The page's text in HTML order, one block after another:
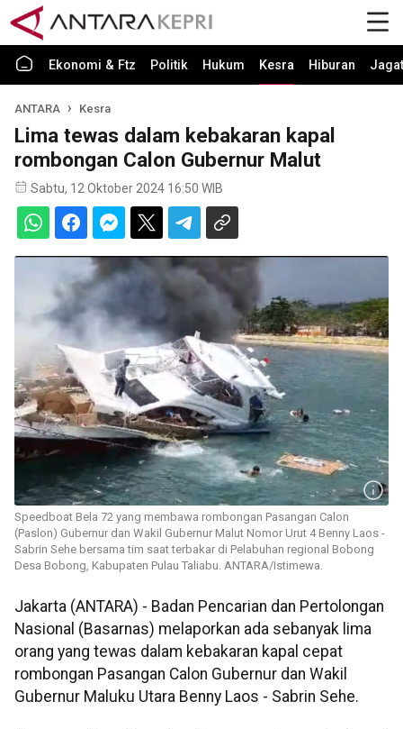
Ekonomi & Ftz Politik Hukum Kesra Hiburan Jagat
ANTARA Kesra
Lima tewas dalam kebakaran kapal
rombongan Calon Gubernur Malut
Sabtu, 12 Oktober 2024 16:50 WIB
Speedboat Bela 72 yang membawa rombongan Pasangan Calon
(Paslon) Gubernur dan Wakil Gubernur Malut Nomor Urut 4 Benny Laos -
Sabrin Sehe bersama tim saat terbakar di Pelabuhan regional Bobong
Desa Bobong, Kabupaten Pulau Taliabu. ANTARA/Istimewa.
Jakarta (ANTARA) - Badan Pencarian dan Pertolongan
Nasional (Basarnas) melaporkan ada sebanyak lima
orang yang tewas dalam kebakaran kapal cepat
rombongan Pasangan Calon Gubernur dan Wakil
Gubernur Maluku Utara Benny Laos - Sabrin Sehe.